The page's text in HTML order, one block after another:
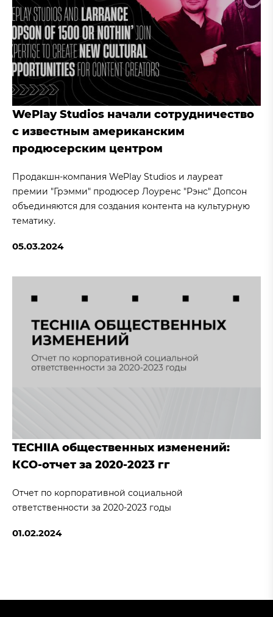
WePlay Studios начали сотрудничество
с известным американским
продюсерским центром
Продакшн-компания WePlay Studios и лауреат
премии "Грэмми" продюсер Лоуренс "Рэнс" Допсон
объединяются для создания контента на культурную
тематику.
05.03.2024
TECHIIA общественных изменений:
КСО-отчет за 2020-2023 гг
Отчет по корпоративной социальной
ответственности за 2020-2023 годы
01.02.2024